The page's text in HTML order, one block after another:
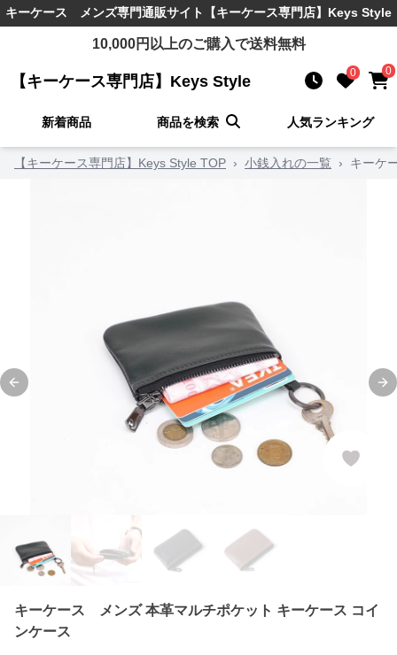
キーケース メンズ専門通販サイト 【キーケース専門店】Keys Style
10,000円以上のご購入で送料無料
【キーケース専門店】Keys Style 0 0
新着商品 商品を検索 人気ランキング
【キーケース専門店】Keys Style TOP › 小銭入れの一覧 › キーケ
Previous slide
キーケース メンズ 本革マルチポケット キーケース コイ
ンケース